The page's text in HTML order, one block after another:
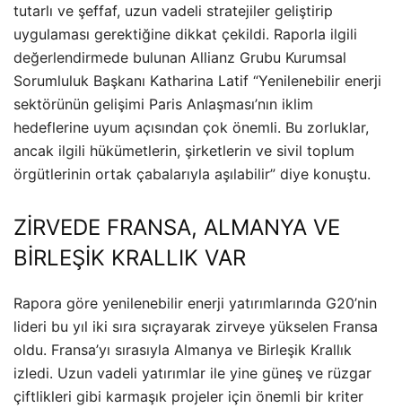
tutarlı ve şeffaf, uzun vadeli stratejiler geliştirip
uygulaması gerektiğine dikkat çekildi. Raporla ilgili
değerlendirmede bulunan Allianz Grubu Kurumsal
Sorumluluk Başkanı Katharina Latif “Yenilenebilir enerji
sektörünün gelişimi Paris Anlaşması’nın iklim
hedeflerine uyum açısından çok önemli. Bu zorluklar,
ancak ilgili hükümetlerin, şirketlerin ve sivil toplum
örgütlerinin ortak çabalarıyla aşılabilir” diye konuştu.
ZİRVEDE FRANSA, ALMANYA VE
BİRLEŞİK KRALLIK VAR
Rapora göre yenilenebilir enerji yatırımlarında G20’nin
lideri bu yıl iki sıra sıçrayarak zirveye yükselen Fransa
oldu. Fransa’yı sırasıyla Almanya ve Birleşik Krallık
izledi. Uzun vadeli yatırımlar ile yine güneş ve rüzgar
çiftlikleri gibi karmaşık projeler için önemli bir kriter